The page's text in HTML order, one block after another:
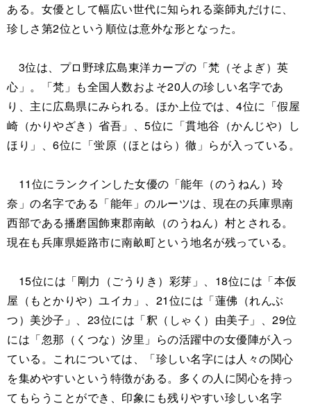
ある。女優として幅広い世代に知られる薬師丸だけに、
珍しさ第2位という順位は意外な形となった。
3位は、プロ野球広島東洋カープの「梵（そよぎ）英
心」。「梵」も全国人数およそ20人の珍しい名字であ
り、主に広島県にみられる。ほか上位では、4位に「假屋
崎（かりやざき）省吾」、5位に「貫地谷（かんじや）し
ほり」、6位に「蛍原（ほとはら）徹」らが入っている。
11位にランクインした女優の「能年（のうねん）玲
奈」の名字である「能年」のルーツは、現在の兵庫県南
西部である播磨国飾東郡南畝（のうねん）村とされる。
現在も兵庫県姫路市に南畝町という地名が残っている。
15位には「剛力（ごうりき）彩芽」、18位には「本仮
屋（もとかりや）ユイカ」、21位には「蓮佛（れんぶ
つ）美沙子」、23位には「釈（しゃく）由美子」、29位
には「忽那（くつな）汐里」らの活躍中の女優陣が入っ
ている。これについては、「珍しい名字には人々の関心
を集めやすいという特徴がある。多くの人に関心を持っ
てもらうことができ、印象にも残りやすい珍しい名字